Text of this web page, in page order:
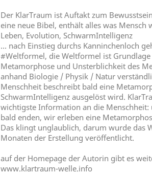
Der KlarTraum ist Auftakt zum
eine neue Bibel, enthält alles was Mensch
Leben, Evolution, SchwarmIntelligenz
… nach Einstieg durchs Kanninchenloch
#Weltformel, die Weltformel ist
Metamorphose und Unsterblichkeit des
anhand Biologie / Physik / Natur
Menschheit beschreibt bald eine
SchwarmIntelligenz ausgelöst wird.
wichtigste Information an die
bald enden, wir erleben eine
Das klingt unglaublich, darum wurde das
Monaten der Erstellung veröffentlicht.
auf der Homepage der Autorin gibt es
www.klartraum-welle.info